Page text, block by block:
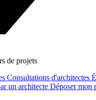
de projets
Consultations d'architectes
un architecte Déposer mon